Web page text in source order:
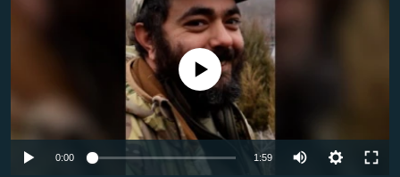
A PÉNZ NYOMÁBAN
EURÓPAI UNIÓ
VILÁG
Jelenleg nincs elérhető tartalom
0:00 1:59